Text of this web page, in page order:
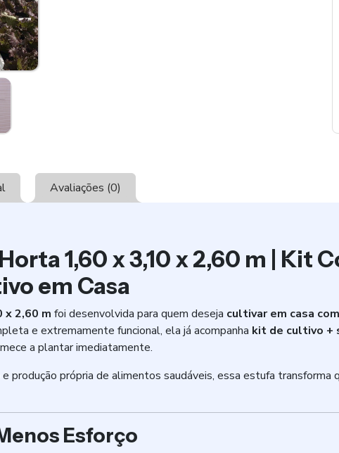
Avaliações (0)
1,60 x 3,10 x 2,60 m | Kit
em Casa
x 2,60 m foi desenvolvida para quem deseja cultivar em casa
e extremamente funcional, ela já acompanha kit de cultivo +
a plantar imediatamente.
produção própria de alimentos saudáveis, essa estufa transforma
Esforço